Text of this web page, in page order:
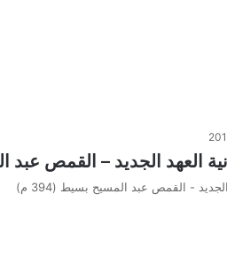
العهد الجديد – القمص عبد
- القمص عبد المسيح بسيط (394 م)